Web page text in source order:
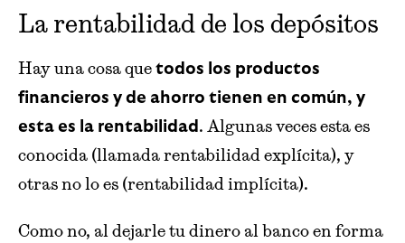
La rentabilidad de los depósitos
Hay una cosa que todos los productos
financieros y de ahorro tienen en común, y
esta es la rentabilidad . Algunas veces esta es
conocida (llamada rentabilidad explícita), y
otras no lo es (rentabilidad implícita).
Como no, al dejarle tu dinero al banco en forma